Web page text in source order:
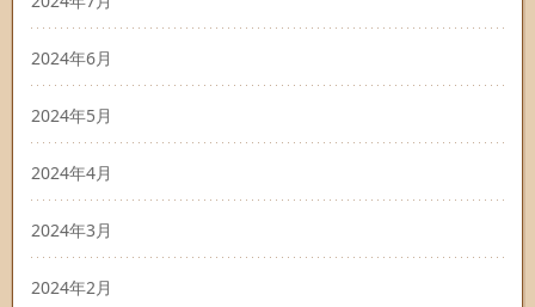
2024年6月
2024年5月
2024年4月
2024年3月
2024年2月